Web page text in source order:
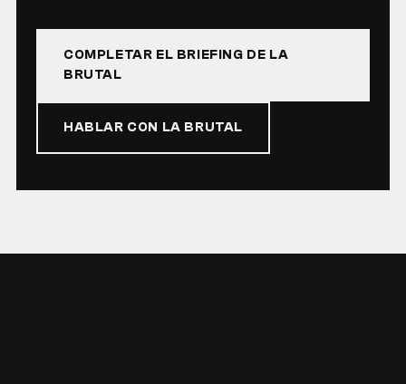
COMPLETAR EL BRIEFING DE LA
BRUTAL
HABLAR CON LA BRUTAL